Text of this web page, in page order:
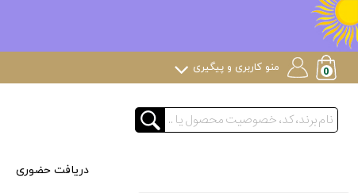
منو کاربری و پیگیری
دریافت حضوری